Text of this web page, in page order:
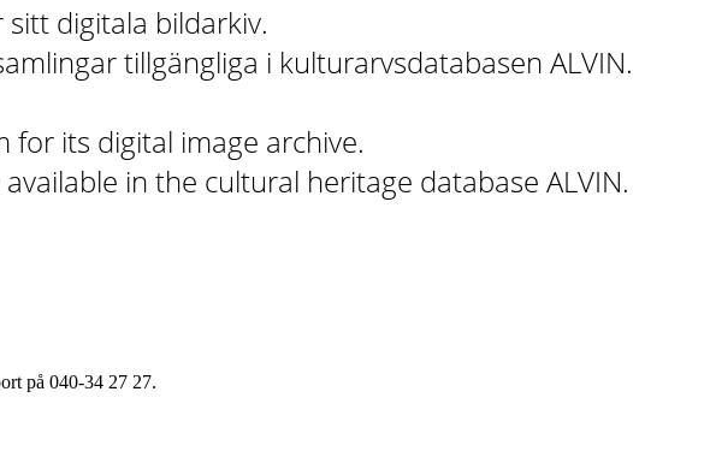
digitala bildarkiv.
tillgängliga i kulturarvsdatabasen ALVIN.
for its digital image archive.
in the cultural heritage database ALVIN.
på 040-34 27 27.